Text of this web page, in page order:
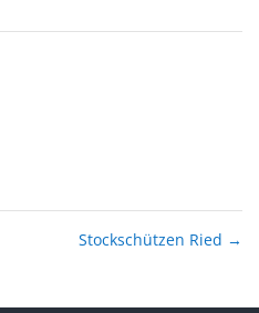
Stockschützen Ried →